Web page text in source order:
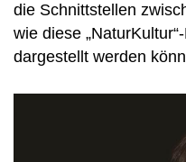
die Schnittstellen
wie diese
dargestellt werden